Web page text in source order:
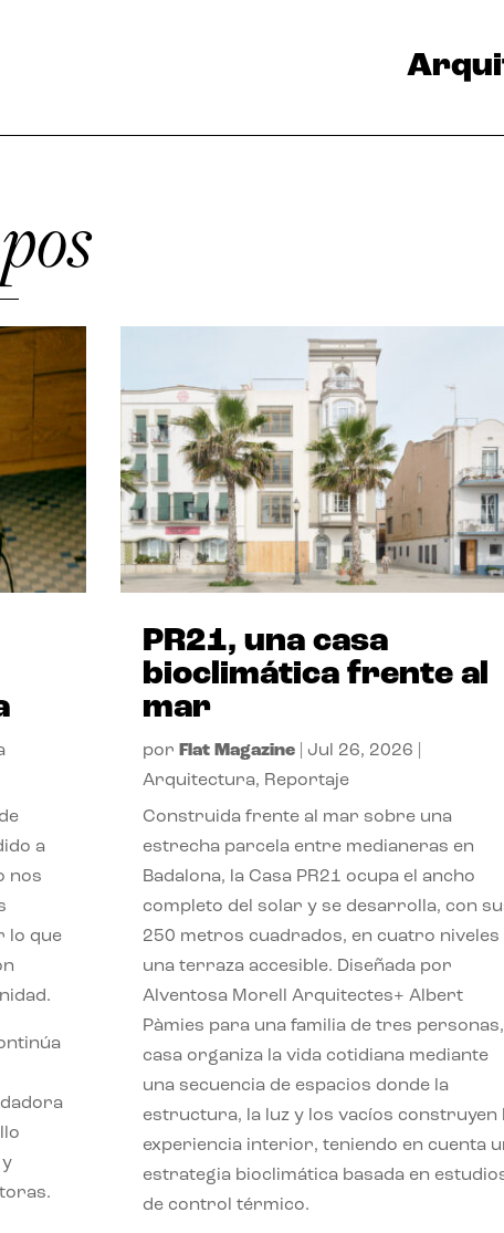
a
nos
lo que
PR21, una casa
bioclimática frente al
mar
por Flat Magazine| Jul 26, 2026
Arquitectura, Reportaje
Construida frente al mar sobre una
estrecha parcela entre medianeras en
Badalona, la Casa PR21 ocupa el ancho
completo del solar y se desarrolla, con
250 metros cuadrados, en cuatro niveles
una terraza accesible. Diseñada por
Alventosa Morell Arquitectes+ Albert
Pàmies para una familia de tres
casa organiza la vida cotidiana mediante
una secuencia de espacios donde la
estructura, la luz y los vacíos construyen
experiencia interior, teniendo en cuenta
estrategia bioclimática basada en
de control térmico.